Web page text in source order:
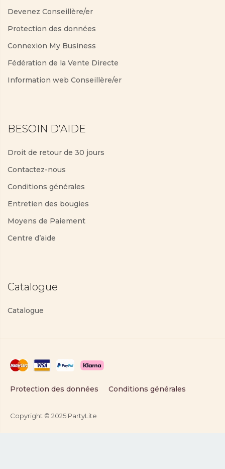
Devenez Conseillère/er
Protection des données
Connexion My Business
Fédération de la Vente Directe
Information web Conseillère/er
BESOIN D’AIDE
Droit de retour de 30 jours
Contactez-nous
Conditions générales
Entretien des bougies
Moyens de Paiement
Centre d’aide
Catalogue
Catalogue
Copyright © 2025 PartyLite
Protection des données Conditions générales